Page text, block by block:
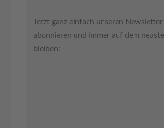
Jetzt ganz einfach unseren Newsletter
abonnieren und immer auf dem
bleiben: